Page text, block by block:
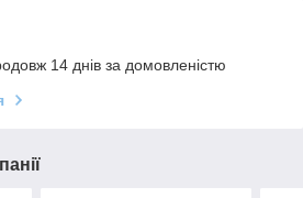
14 днів за домовленістю